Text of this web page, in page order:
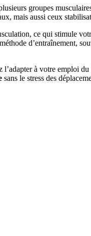
groupes
mais aussi ceux
ce qui stimule
à votre emploi
sans le stress des